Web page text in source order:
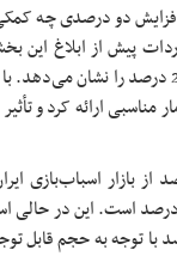
دو درصدی چه کمکی
اظهارنامه‌های گمرکی این عدد 22
مناسبی ارائه کرد و
مسئولان، حدود 80 درصد از
داخلی از این بازار بزرگ، تنها 20
توجه به حجم قابل